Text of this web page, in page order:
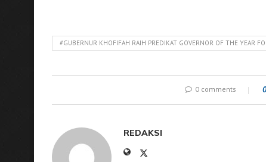
#GUBERNUR KHOFIFAH RAIH PREDIKAT GOVERNOR OF THE YEAR
0 comments
REDAKSI